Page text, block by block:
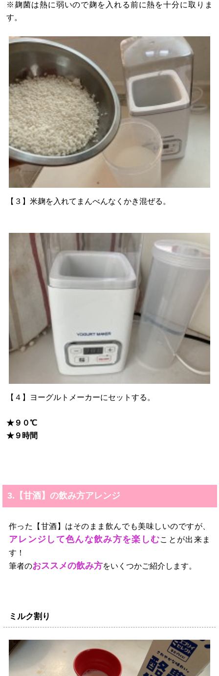
※麹菌は熱に弱いので麹を入れる前に熱を十分に取りま
す。
【３】米麹を入れてまんべんなくかき混ぜる。
【４】ヨーグルトメーカーにセットする。
★９０℃
★９時間
3.【甘酒】の飲み方アレンジ
作った【甘酒】はそのまま飲んでも美味しいのですが、
アレンジして色んな飲み方を楽しむことが出来ま
す！
筆者のおススメの飲み方をいくつかご紹介します。
ミルク割り